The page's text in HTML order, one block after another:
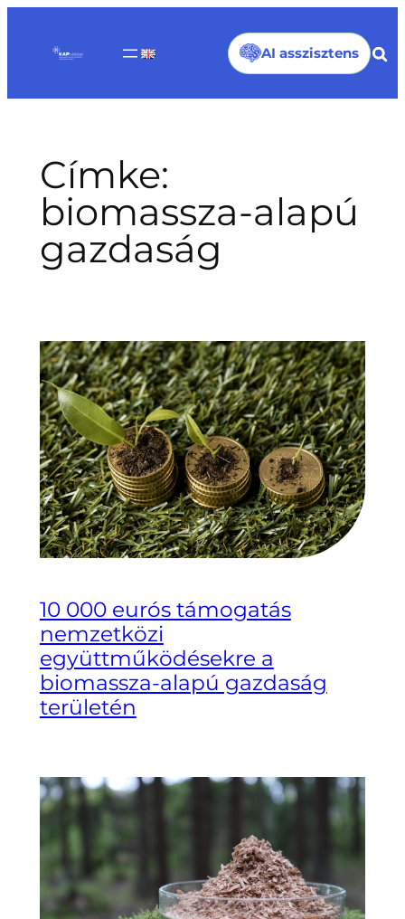
tartalomhoz
AI asszisztens
Címke:
biomassza-alapú
gazdaság
10 000 eurós támogatás
nemzetközi
együttműködésekre a
biomassza-alapú gazdaság
területén